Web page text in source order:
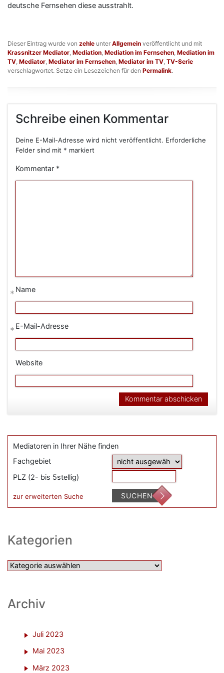
deutsche Fernsehen diese ausstrahlt.
Dieser Eintrag wurde von zehle unter Allgemein veröffentlicht und mit
Krassnitzer Mediator Mediation Mediation im Fernsehen Mediation im
TV Mediator Mediator im Fernsehen Mediator im TV TV-Serie
verschlagwortet. Setze ein Lesezeichen für den Permalink.
Schreibe einen Kommentar
Deine E-Mail-Adresse wird nicht veröffentlicht. Erforderliche
Felder sind mit * markiert
Kommentar *
Name
*
E-Mail-Adresse
*
Website
Mediatoren in Ihrer Nähe finden
Fachgebiet
PLZ (2- bis 5stellig)
zur erweiterten Suche SUCHEN
Kategorien
Kategorien
Archiv
Juli 2023
Mai 2023
März 2023